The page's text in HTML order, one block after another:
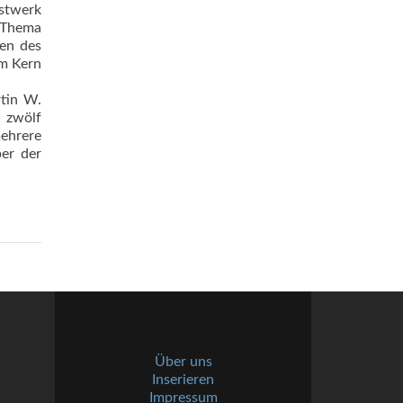
des
Kern
W.
zwölf
der
Über uns
Inserieren
Impressum